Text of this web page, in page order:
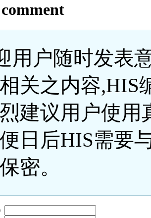
用户随时发表
关之内容,HIS
建议用户使用
日后HIS需要
密。